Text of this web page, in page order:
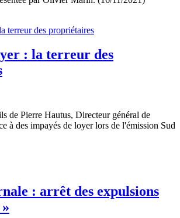
: la terreur des
de Pierre Hautus, Directeur général de
à des impayés de loyer lors de l'émission Sud
: arrêt des expulsions